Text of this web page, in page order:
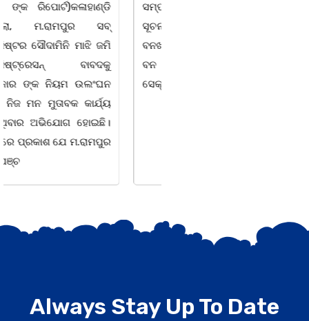
ସମ୍ପର୍କରେ କୌଣସି ସୂତ୍ରରୁ
ସୂଚନା ପାଇ କଳାହାଣ୍ଡି ଉତ୍ତର
ବନଖଣ୍ଡ ଅଧୀନ କେଗାଁ ରେଞ୍ଜର
ବନ କର୍ମଚାରୀ ମାନେ ଗରଗାବ
ସେକ୍ସନ ଅଧୀନ କାନ୍ଦୁଲଝର
Always Stay Up To Date